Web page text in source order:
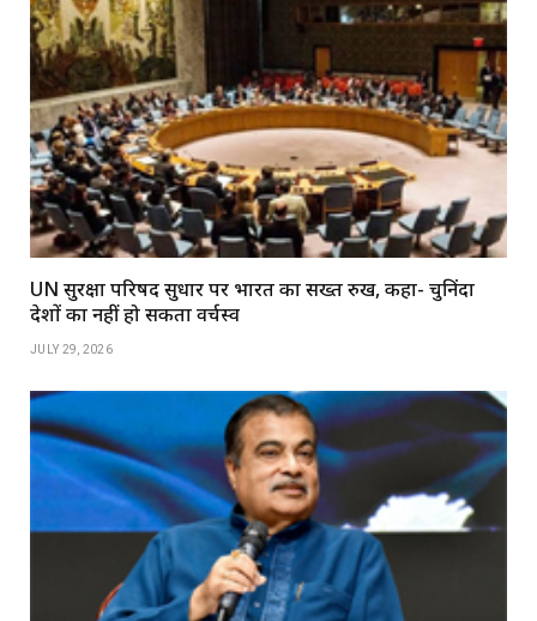
UN सुरक्षा परिषद सुधार पर भारत का सख्त रुख, कहा- चुनिंदा
देशों का नहीं हो सकता वर्चस्व
JULY 29, 2026